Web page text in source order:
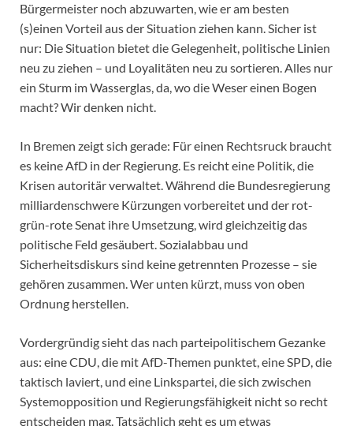
Bürgermeister noch abzuwarten, wie er am besten
(s)einen Vorteil aus der Situation ziehen kann. Sicher ist
nur: Die Situation bietet die Gelegenheit, politische Linien
neu zu ziehen – und Loyalitäten neu zu sortieren. Alles nur
ein Sturm im Wasserglas, da, wo die Weser einen Bogen
macht? Wir denken nicht.
In Bremen zeigt sich gerade: Für einen Rechtsruck braucht
es keine AfD in der Regierung. Es reicht eine Politik, die
Krisen autoritär verwaltet. Während die Bundesregierung
milliardenschwere Kürzungen vorbereitet und der rot-
grün-rote Senat ihre Umsetzung, wird gleichzeitig das
politische Feld gesäubert. Sozialabbau und
Sicherheitsdiskurs sind keine getrennten Prozesse – sie
gehören zusammen. Wer unten kürzt, muss von oben
Ordnung herstellen.
Vordergründig sieht das nach parteipolitischem Gezanke
aus: eine CDU, die mit AfD-Themen punktet, eine SPD, die
taktisch laviert, und eine Linkspartei, die sich zwischen
Systemopposition und Regierungsfähigkeit nicht so recht
entscheiden mag. Tatsächlich geht es um etwas